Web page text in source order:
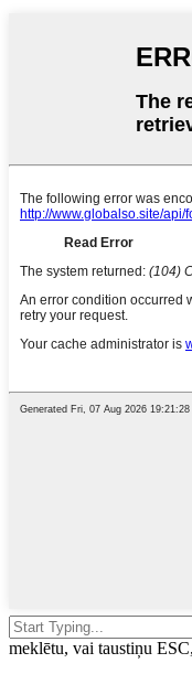
meklētu, vai taustiņu